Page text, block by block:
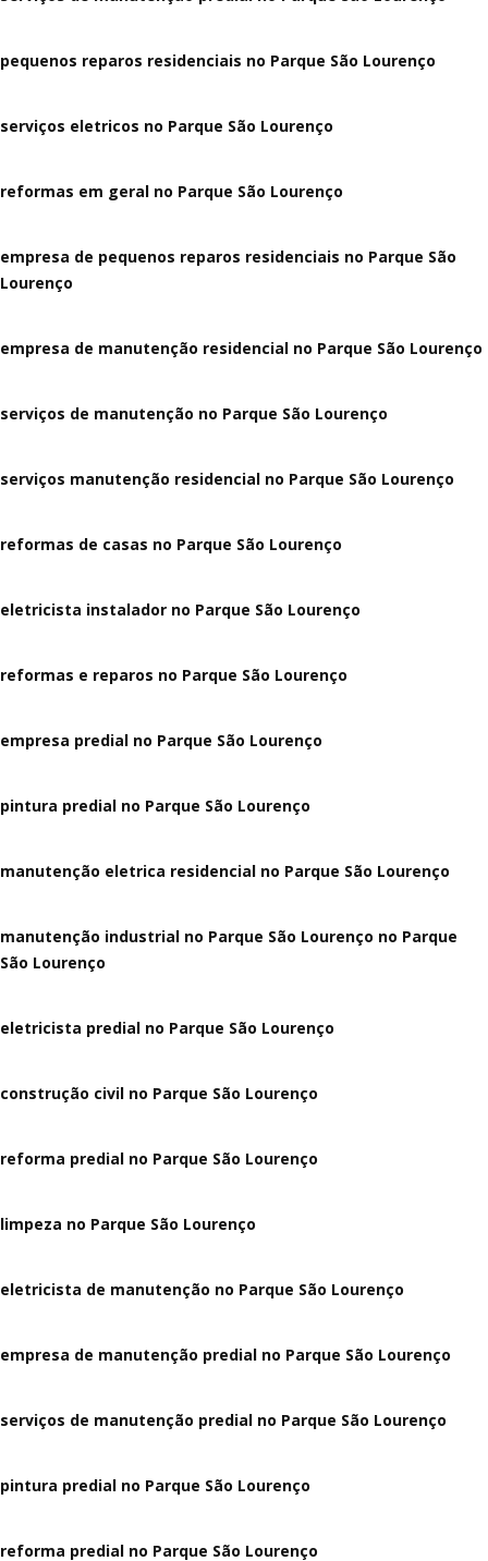
pequenos reparos residenciais no Parque São Lourenço
serviços eletricos no Parque São Lourenço
reformas em geral no Parque São Lourenço
empresa de pequenos reparos residenciais no Parque São
Lourenço
empresa de manutenção residencial no Parque São Lourenço
serviços de manutenção no Parque São Lourenço
serviços manutenção residencial no Parque São Lourenço
reformas de casas no Parque São Lourenço
eletricista instalador no Parque São Lourenço
reformas e reparos no Parque São Lourenço
empresa predial no Parque São Lourenço
pintura predial no Parque São Lourenço
manutenção eletrica residencial no Parque São Lourenço
manutenção industrial no Parque São Lourenço no Parque
São Lourenço
eletricista predial no Parque São Lourenço
construção civil no Parque São Lourenço
reforma predial no Parque São Lourenço
limpeza no Parque São Lourenço
eletricista de manutenção no Parque São Lourenço
empresa de manutenção predial no Parque São Lourenço
serviços de manutenção predial no Parque São Lourenço
pintura predial no Parque São Lourenço
reforma predial no Parque São Lourenço